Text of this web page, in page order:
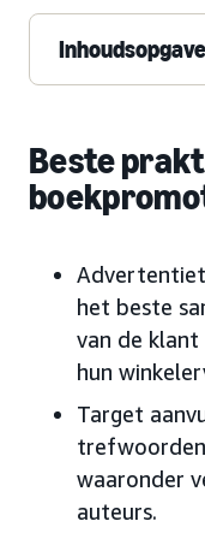
Inhoudsopgave
Beste
het beste
van de klant
hun
Target
waaronder
auteurs.